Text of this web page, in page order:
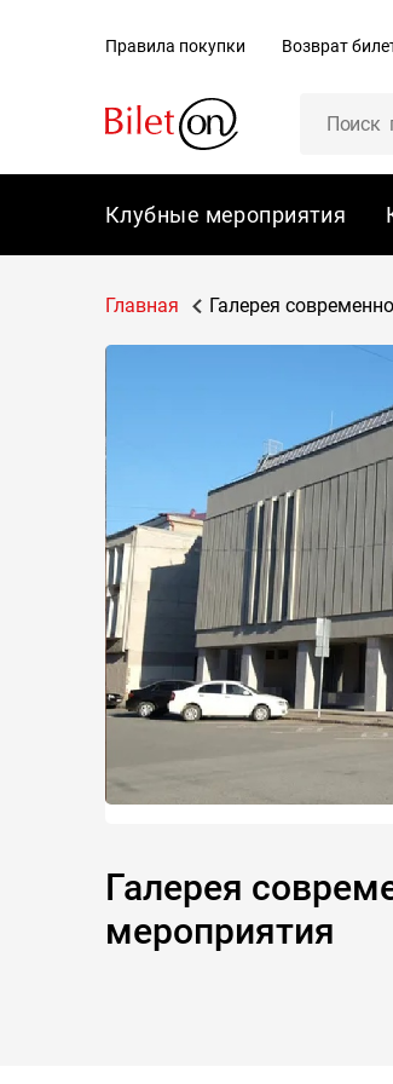
Правила покупки Возврат
Клубные мероприятия
Главная Галерея
Галерея
мероприятия